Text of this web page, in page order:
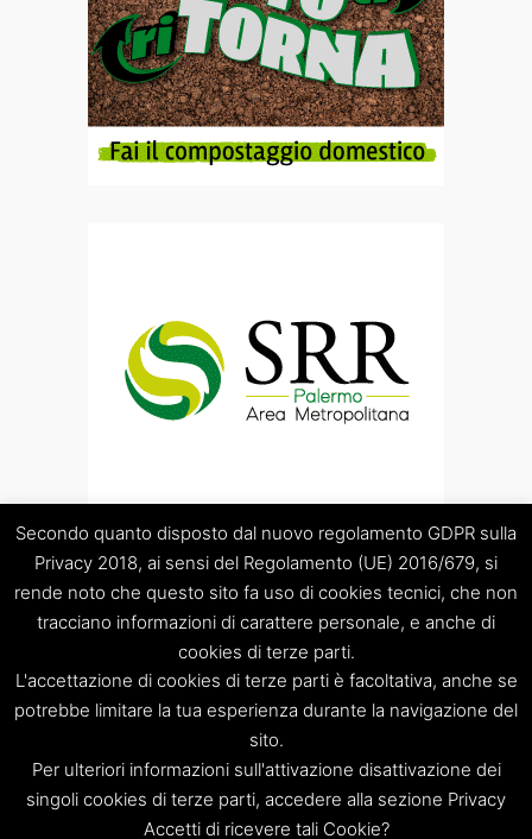
“Società Regolamentazione del servizio di gestione Rifiuti
“Palermo Area Metropolitana” S.C.p.A.
Sede legale: Palermo – Piazza Pretoria 1 – Sede amministrativa:
Palermo – Via Resuttana 360 – Capitale sociale: Euro
120.000,00
PA-309841
Secondo quanto disposto dal nuovo regolamento GDPR sulla
Privacy 2018, ai sensi del Regolamento (UE) 2016/679, si
rende noto che questo sito fa uso di cookies tecnici, che non
tracciano informazioni di carattere personale, e anche di
cookies di terze parti.
L'accettazione di cookies di terze parti è facoltativa, anche se
potrebbe limitare la tua esperienza durante la navigazione del
sito.
Per ulteriori informazioni sull'attivazione disattivazione dei
singoli cookies di terze parti, accedere alla sezione Privacy
Accetti di ricevere tali Cookie?